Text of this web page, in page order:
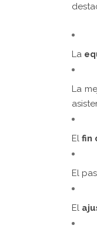
La
La
El fin
El
El